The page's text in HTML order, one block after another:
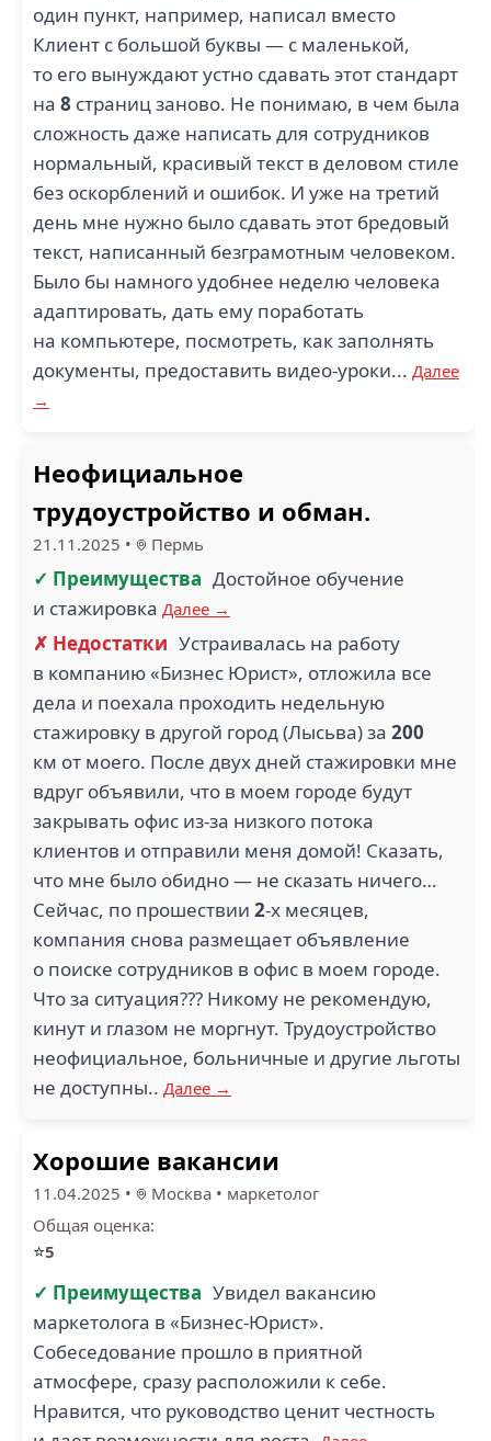
один пункт, например, написал вместо
Клиент с большой буквы — с маленькой,
то его вынуждают устно сдавать этот стандарт
на 8 страниц заново. Не понимаю, в чем была
сложность даже написать для сотрудников
нормальный, красивый текст в деловом стиле
без оскорблений и ошибок. И уже на третий
день мне нужно было сдавать этот бредовый
текст, написанный безграмотным человеком.
Было бы намного удобнее неделю человека
адаптировать, дать ему поработать
на компьютере, посмотреть, как заполнять
документы, предоставить видео-уроки... Далее
→
Неофициальное
трудоустройство и обман.
21.11.2025 • Пермь
✓ Преимущества Достойное обучение
и стажировка Далее →
✗ Недостатки Устраивалась на работу
в компанию «Бизнес Юрист», отложила все
дела и поехала проходить недельную
стажировку в другой город (Лысьва) за 200
км от моего. После двух дней стажировки мне
вдруг объявили, что в моем городе будут
закрывать офис из-за низкого потока
клиентов и отправили меня домой! Сказать,
что мне было обидно — не сказать ничего…
Сейчас, по прошествии 2-х месяцев,
компания снова размещает объявление
о поиске сотрудников в офис в моем городе.
Что за ситуация??? Никому не рекомендую,
кинут и глазом не моргнут. Трудоустройство
неофициальное, больничные и другие льготы
не доступны.. Далее →
Хорошие вакансии
11.04.2025 • Москва • маркетолог
Общая оценка:
⭐5
✓ Преимущества Увидел вакансию
маркетолога в «Бизнес-Юрист».
Собеседование прошло в приятной
атмосфере, сразу расположили к себе.
Нравится, что руководство ценит честность